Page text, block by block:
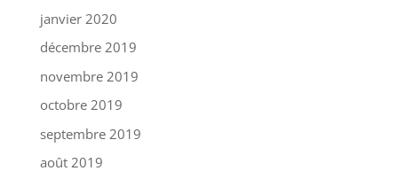
janvier 2020
décembre 2019
novembre 2019
octobre 2019
septembre 2019
août 2019